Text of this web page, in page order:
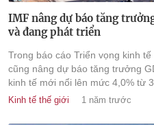
IMF nâng dự báo tăng
và đang phát triển
Trong báo cáo Triển vọng kinh
cũng nâng dự báo tăng trưởng
kinh tế mới nổi lên mức 4,0% từ
Kinh tế thế giới 1 năm trước